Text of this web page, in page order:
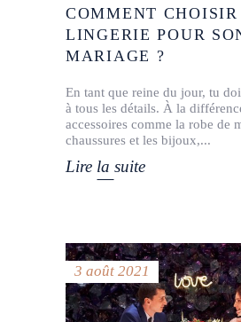
COMMENT CHOISIR
LINGERIE POUR
MARIAGE ?
En tant que reine du jour, tu
à tous les détails. À la
accessoires comme la robe de
chaussures et les bijoux,
Lire la suite
3 août 2021